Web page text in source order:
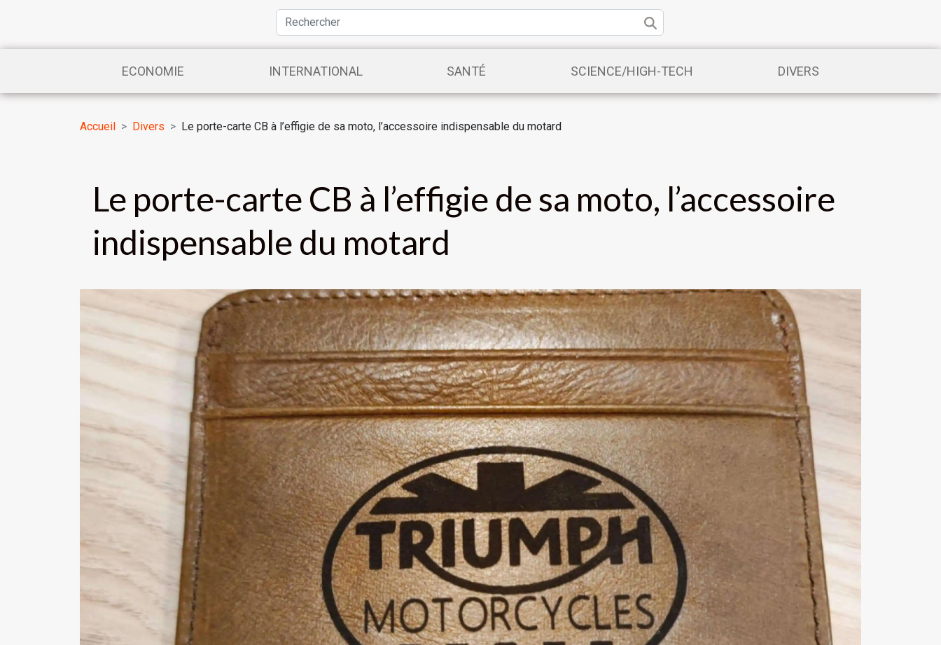
ECONOMIE INTERNATIONAL SANTÉ SCIENCE/HIGH-TECH DIVERS
Accueil Divers Le porte-carte CB à l’effigie de sa moto, l’accessoire indispensable du motard
Le porte-carte CB à l’effigie de sa moto, l’accessoire
indispensable du motard